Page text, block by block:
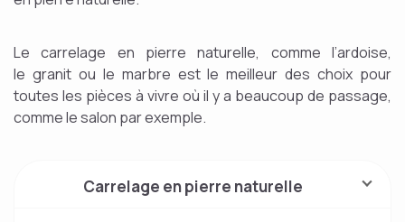
Le carrelage en pierre naturelle, comme l’ardoise,
le granit ou le marbre est le meilleur des choix pour
toutes les pièces à vivre où il y a beaucoup de passage,
comme le salon par exemple.
Carrelage en pierre naturelle